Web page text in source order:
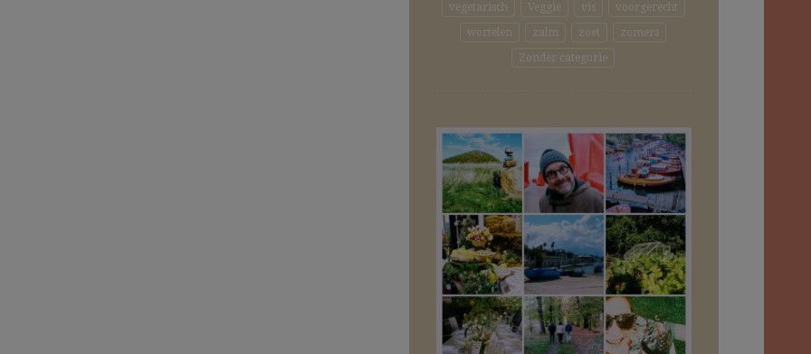
vegetarisch
Veggie vis
voorgerecht
wortelen
zalm zoet
zomers
Zonder categorie